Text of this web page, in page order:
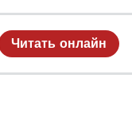
разнообразит его
Читать онлайн